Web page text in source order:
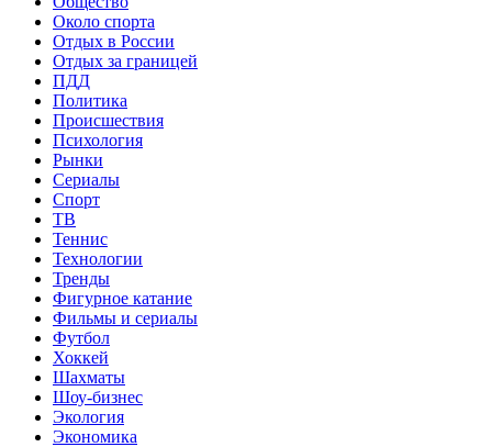
Около спорта
Отдых в России
Отдых за границей
ПДД
Политика
Происшествия
Психология
Рынки
Сериалы
Спорт
ТВ
Теннис
Технологии
Тренды
Фигурное катание
Фильмы и сериалы
Футбол
Хоккей
Шахматы
Шоу-бизнес
Экология
Экономика